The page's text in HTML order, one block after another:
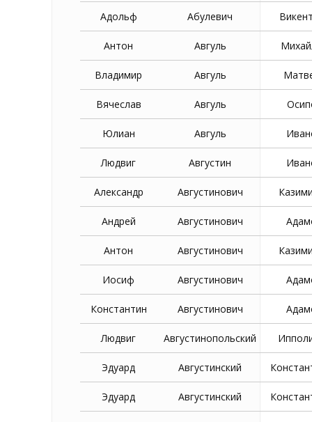
Адольф Абулевич
Антон Авгуль
Владимир Авгуль
Вячеслав Авгуль
Юлиан Авгуль
Людвиг Августин
Александр Августинович
Андрей Августинович
Антон Августинович
Иосиф Августинович
Константин Августинович
Людвиг Августинопольский
Эдуард Августинский
Эдуард Августинский